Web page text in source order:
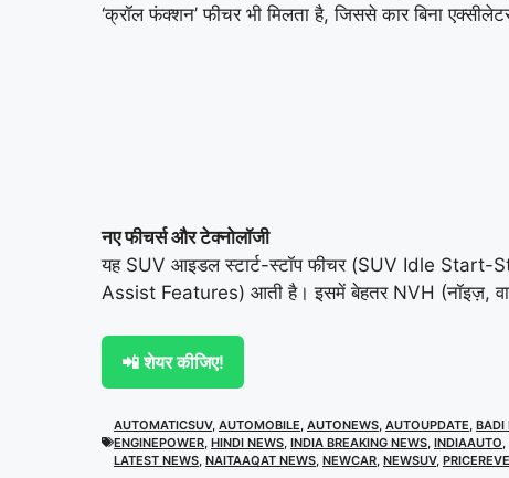
‘क्रॉल फंक्शन’ फीचर भी मिलता है, जिससे कार बिना
नए फीचर्स और टेक्नोलॉजी
यह SUV आइडल स्टार्ट-स्टॉप फीचर (SUV Idle Start-
Assist Features) आती है। इसमें बेहतर NVH (नॉइज़,
📲 शेयर कीजिए!
AUTOMATICSUV, AUTOMOBILE, AUTONEWS, AUTOUPDATE, BADI
ENGINEPOWER, HINDI NEWS, INDIA BREAKING NEWS, INDIAAUTO,
LATEST NEWS, NAITAAQAT NEWS, NEWCAR, NEWSUV,